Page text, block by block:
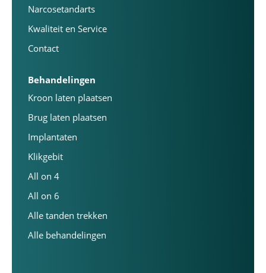
Narcosetandarts
Kwaliteit en Service
Contact
Behandelingen
Kroon laten plaatsen
Brug laten plaatsen
Implantaten
Klikgebit
All on 4
All on 6
Alle tanden trekken
Alle behandelingen